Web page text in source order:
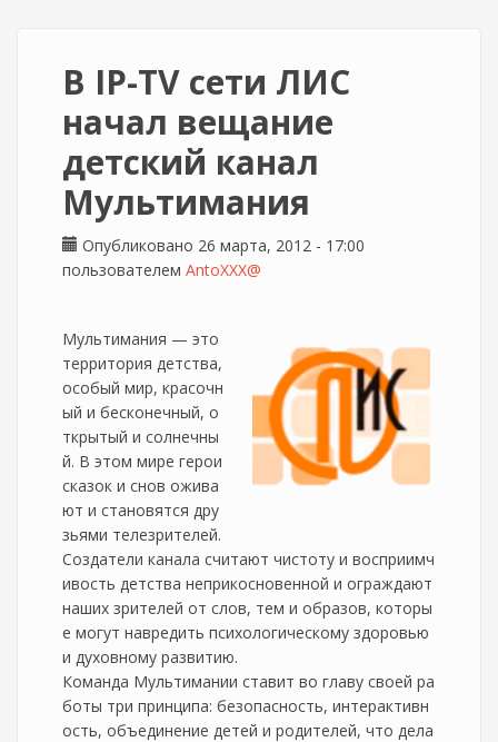
В IP-TV сети ЛИС
начал вещание
детский канал
Мультимания
Опубликовано 26 марта, 2012 - 17:00
пользователем AntoXXX@
Мультимания — это
территория детства,
особый мир, красочн
ый и бесконечный, о
ткрытый и солнечны
й. В этом мире герои
сказок и снов ожива
ют и становятся дру
зьями телезрителей.
Создатели канала считают чистоту и восприимч
ивость детства неприкосновенной и ограждают
наших зрителей от слов, тем и образов, которы
е могут навредить психологическому здоровью
и духовному развитию.
Команда Мультимании ставит во главу своей ра
боты три принципа: безопасность, интерактивн
ость, объединение детей и родителей, что дела